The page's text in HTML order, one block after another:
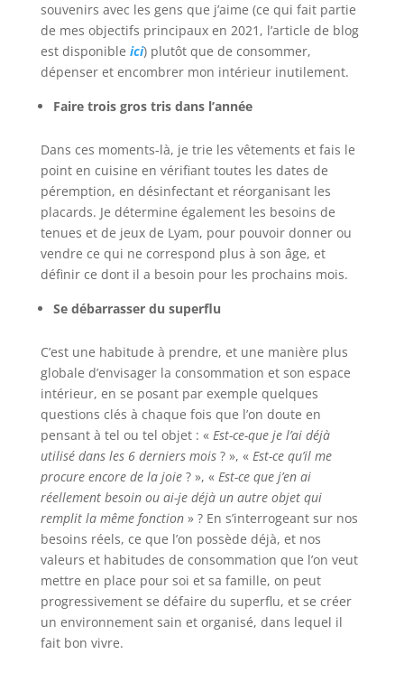
souvenirs avec les gens que j’aime (ce qui fait partie
de mes objectifs principaux en 2021, l’article de blog
est disponible ici) plutôt que de consommer,
dépenser et encombrer mon intérieur inutilement.
Faire trois gros tris dans l’année
Dans ces moments-là, je trie les vêtements et fais le
point en cuisine en vérifiant toutes les dates de
péremption, en désinfectant et réorganisant les
placards. Je détermine également les besoins de
tenues et de jeux de Lyam, pour pouvoir donner ou
vendre ce qui ne correspond plus à son âge, et
définir ce dont il a besoin pour les prochains mois.
Se débarrasser du superflu
C’est une habitude à prendre, et une manière plus
globale d’envisager la consommation et son espace
intérieur, en se posant par exemple quelques
questions clés à chaque fois que l’on doute en
pensant à tel ou tel objet : « Est-ce-que je l’ai déjà
utilisé dans les 6 derniers mois? », « Est-ce qu’il me
procure encore de la joie ? », « Est-ce que j’en ai
réellement besoin ou ai-je déjà un autre objet qui
remplit la même fonction» ? En s’interrogeant sur nos
besoins réels, ce que l’on possède déjà, et nos
valeurs et habitudes de consommation que l’on veut
mettre en place pour soi et sa famille, on peut
progressivement se défaire du superflu, et se créer
un environnement sain et organisé, dans lequel il
fait bon vivre.